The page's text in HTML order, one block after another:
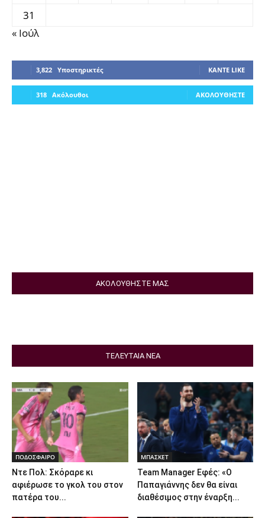
31
« Ιούλ
3,822 Υποστηρικτές ΚΆΝΤΕ LIKE
318 Ακόλουθοι ΑΚΟΛΟΥΘΉΣΤΕ
ΑΚΟΛΟΥΘΗΣΤΕ ΜΑΣ
ΤΕΛΕΥΤΑΙΑ ΝΕΑ
ΠΟΔΟΣΦΑΙΡΟ
Ντε Πολ: Σκόραρε κι
αφιέρωσε το γκολ του στον
πατέρα του...
ΜΠΑΣΚΕΤ
Team Manager Εφές: «Ο
Παπαγιάννης δεν θα είναι
διαθέσιμος στην έναρξη...